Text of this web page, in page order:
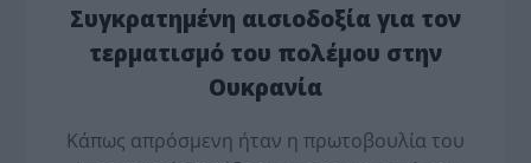
Συγκρατημένη αισιοδοξία για τον
τερματισμό του πολέμου στην
Ουκρανία
Κάπως απρόσμενη ήταν η πρωτοβουλία του